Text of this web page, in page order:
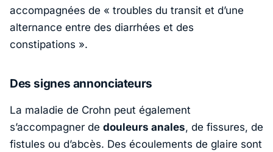
accompagnées de « troubles du transit et d’une
alternance entre des diarrhées et des
constipations ».
Des signes annonciateurs
La maladie de Crohn peut également
s’accompagner de douleurs anales, de fissures, de
fistules ou d’abcès. Des écoulements de glaire sont